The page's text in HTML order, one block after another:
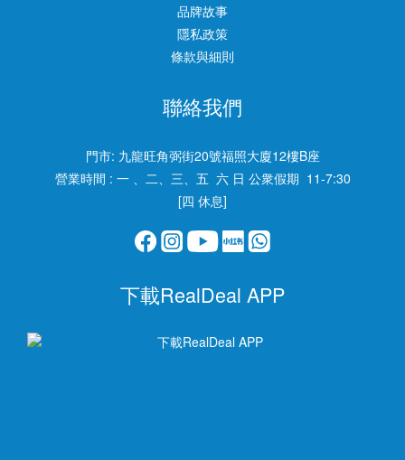
品牌故事
隱私政策
條款與細則
聯絡我們
門市: 九龍旺角弼街20號福照大廈12樓B座
營業時間 : 一 、二、三、五 六 日 公衆假期 11-7:30
[四 休息]
下載RealDeal APP